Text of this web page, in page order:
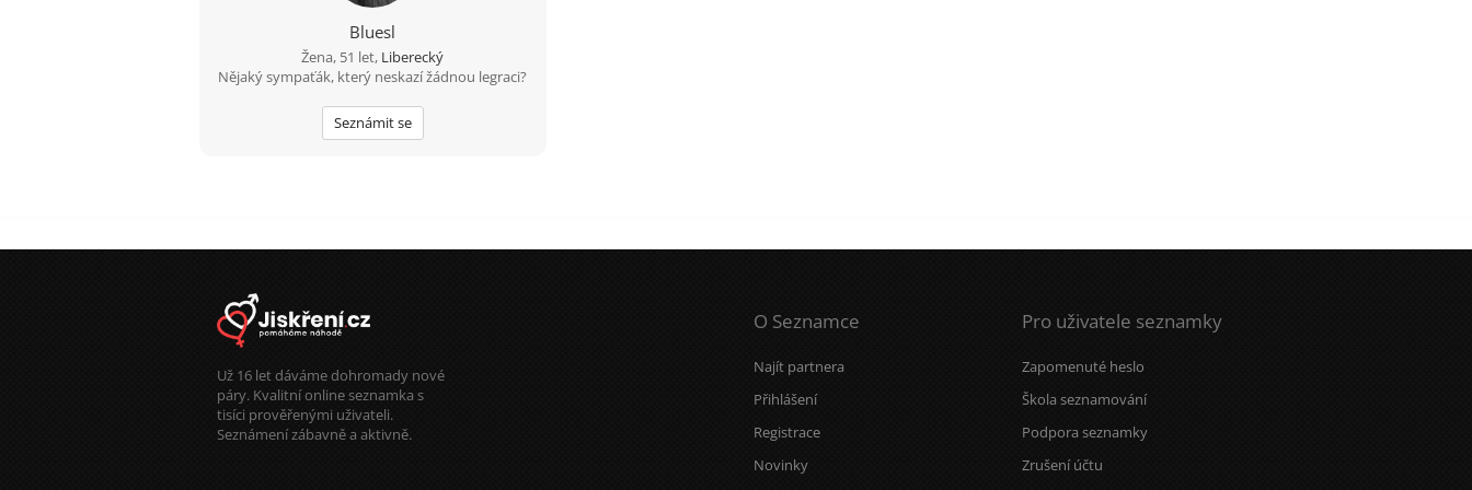
Bluesl
Žena, 51 let, Liberecký
Nějaký sympaťák, který neskazí žádnou legraci?
Seznámit se
Už 16 let dáváme dohromady nové
páry. Kvalitní online seznamka s
tisíci prověřenými uživateli.
Seznámení zábavně a aktivně.
O Seznamce
Najít partnera
Přihlášení
Registrace
Novinky
Pro uživatele seznamky
Zapomenuté heslo
Škola seznamování
Podpora seznamky
Zrušení účtu